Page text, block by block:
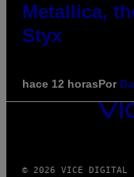
Metallica,
Styx
hace 12 horasPor
VICE
© 2026 VICE DIGITAL